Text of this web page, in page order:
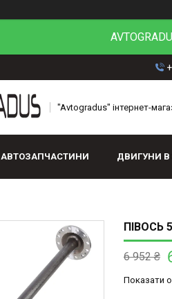
"Avtogradus" інтернет-
АВТОЗАПЧАСТИНИ ДВИГУНИ В
ПІВОСЬ
6 952 ₴
Показати